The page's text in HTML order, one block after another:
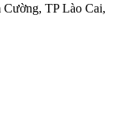
TP Lào Cai,